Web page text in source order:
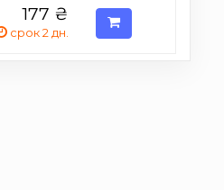
177 ₴
срок 2 дн.